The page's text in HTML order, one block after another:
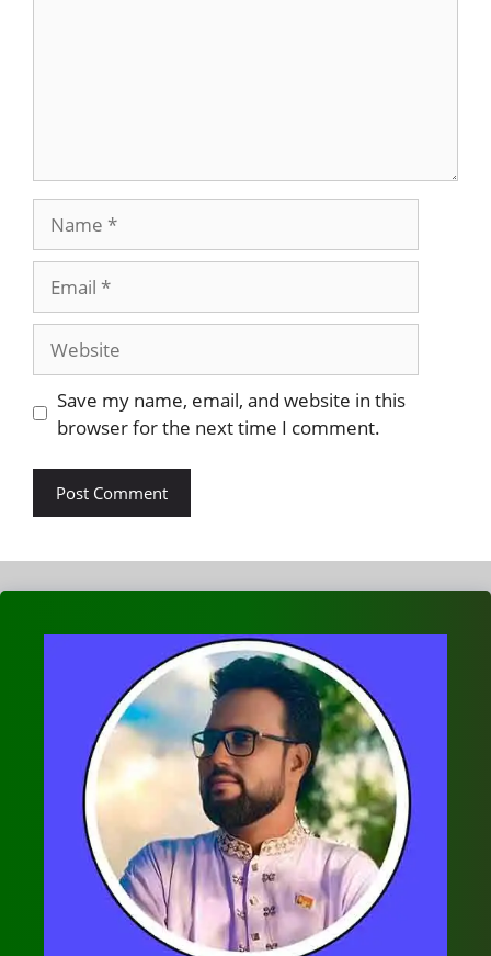
Website
Save my name, email, and website in this
browser for the next time I comment.